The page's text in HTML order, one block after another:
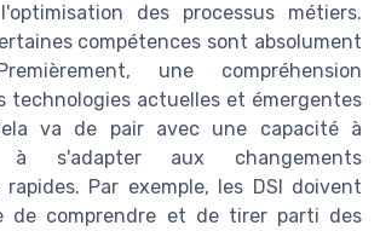
des processus métiers.
compétences sont absolument
une compréhension
technologies actuelles et émergentes
va de pair avec une capacité à
s'adapter aux changements
Par exemple, les DSI doivent
de comprendre et de tirer parti des